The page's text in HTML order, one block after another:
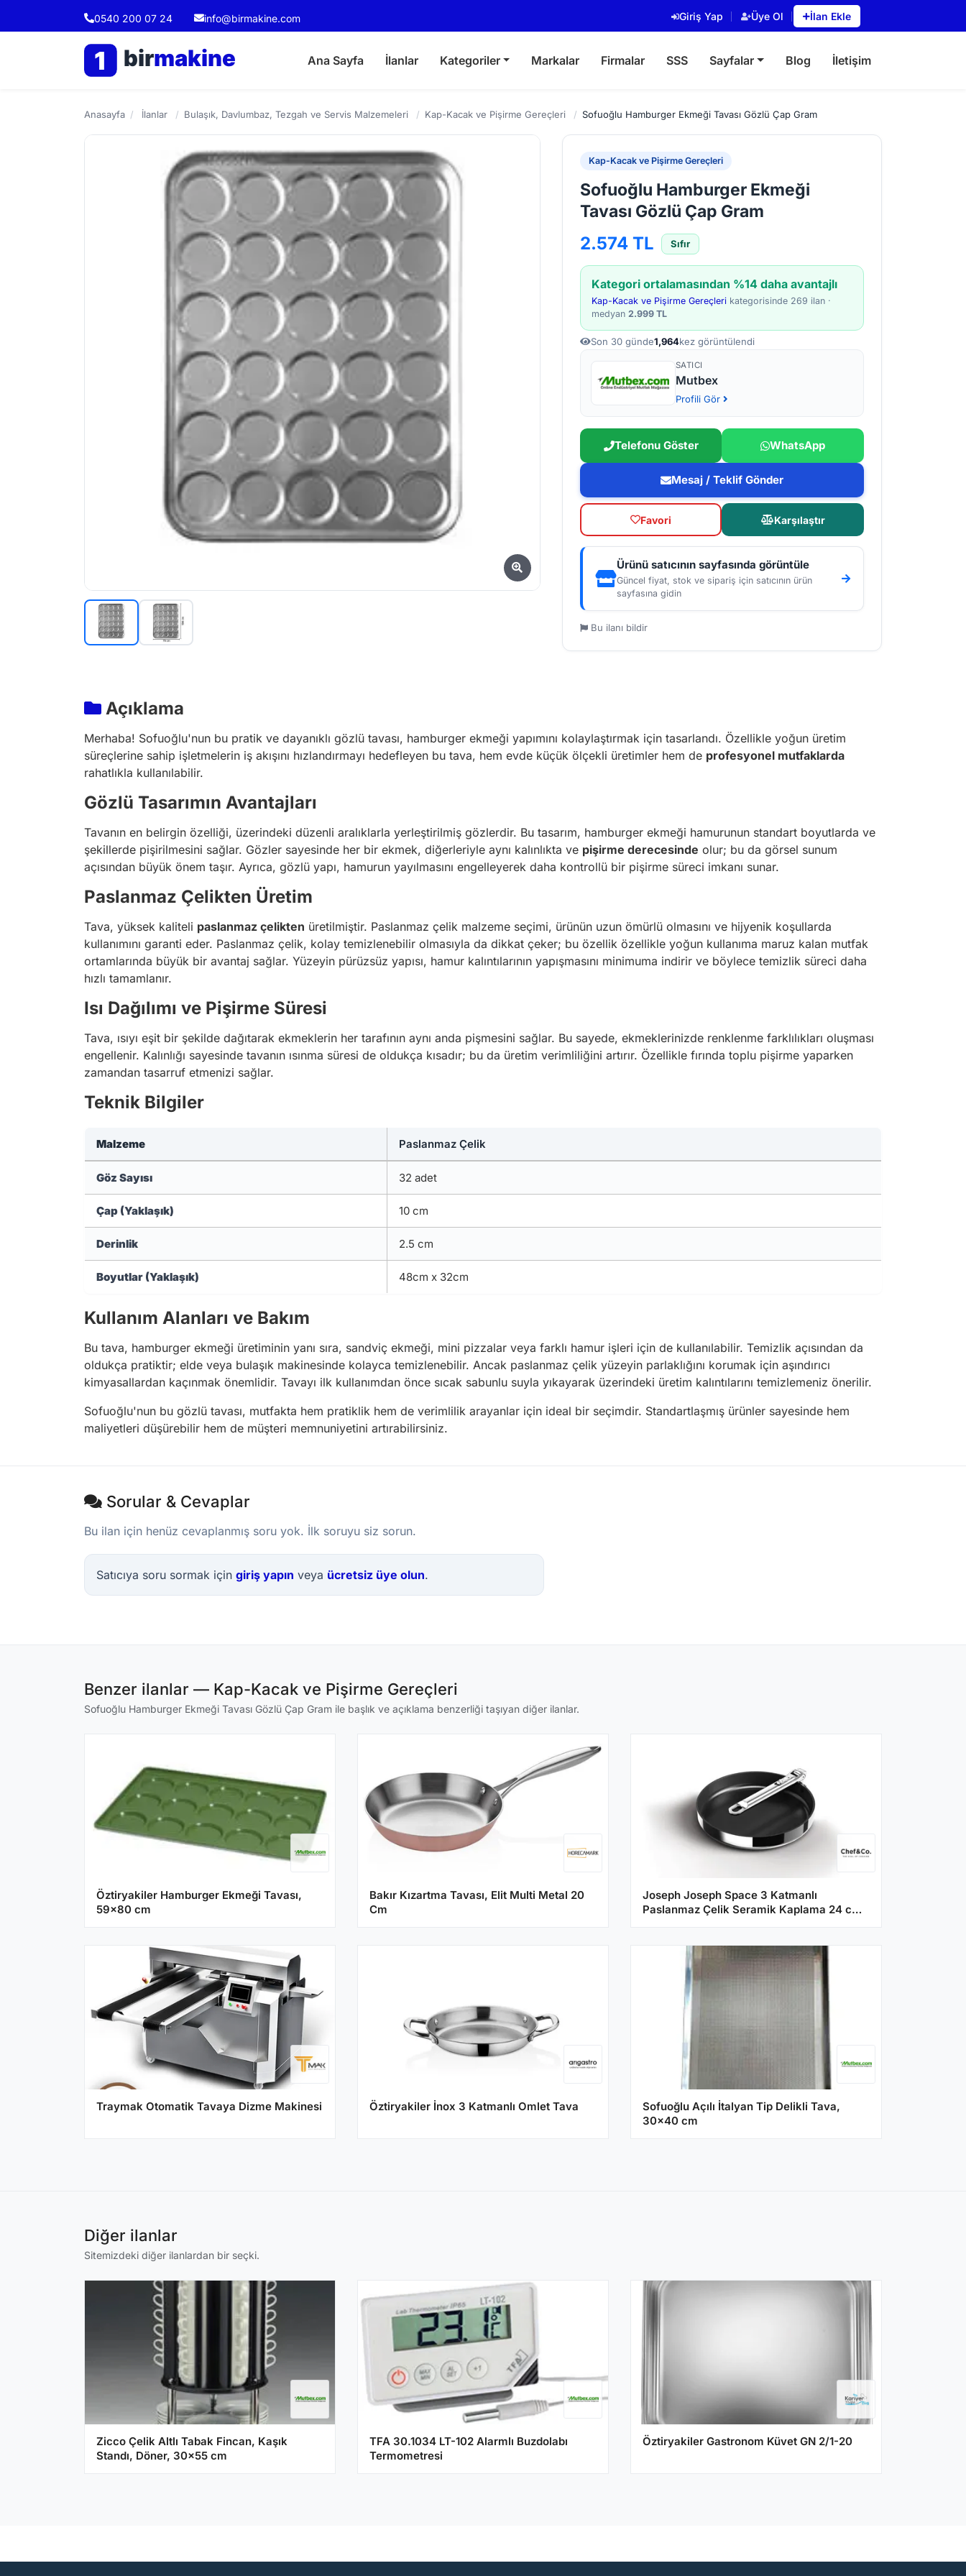
0540 200 07 24 info@birmakine.com Giriş Yap Üye Ol İlan Ekle
1 birmakine Ana Sayfa İlanlar Kategoriler Markalar Firmalar SSS Sayfalar Blog İletişim
Anasayfa / İlanlar / Bulaşık, Davlumbaz, Tezgah ve Servis Malzemeleri / Kap-Kacak ve Pişirme Gereçleri / Sofuoğlu Hamburger Ekmeği Tavası Gözlü Çap Gram
Kap-Kacak ve Pişirme Gereçleri
Sofuoğlu Hamburger Ekmeği
Tavası Gözlü Çap Gram
2.574 TL Sıfır
Kategori ortalamasından %14 daha avantajlı
Kap-Kacak ve Pişirme Gereçlerikategorisinde 269 ilan ·
medyan 2.999 TL
Son 30 günde1,964kez görüntülendi
SATICI
Mutbex
Profili Gör
Telefonu Göster WhatsApp
Mesaj / Teklif Gönder
Favori Karşılaştır
Ürünü satıcının sayfasında görüntüle
Güncel fiyat, stok ve sipariş için satıcının ürün
sayfasına gidin
Bu ilanı bildir
Açıklama
Merhaba! Sofuoğlu'nun bu pratik ve dayanıklı gözlü tavası, hamburger ekmeği yapımını kolaylaştırmak için tasarlandı. Özellikle yoğun üretim
süreçlerine sahip işletmelerin iş akışını hızlandırmayı hedefleyen bu tava, hem evde küçük ölçekli üretimler hem de profesyonel mutfaklarda
rahatlıkla kullanılabilir.
Gözlü Tasarımın Avantajları
Tavanın en belirgin özelliği, üzerindeki düzenli aralıklarla yerleştirilmiş gözlerdir. Bu tasarım, hamburger ekmeği hamurunun standart boyutlarda ve
şekillerde pişirilmesini sağlar. Gözler sayesinde her bir ekmek, diğerleriyle aynı kalınlıkta ve pişirme derecesinde olur; bu da görsel sunum
açısından büyük önem taşır. Ayrıca, gözlü yapı, hamurun yayılmasını engelleyerek daha kontrollü bir pişirme süreci imkanı sunar.
Paslanmaz Çelikten Üretim
Tava, yüksek kaliteli paslanmaz çelikten üretilmiştir. Paslanmaz çelik malzeme seçimi, ürünün uzun ömürlü olmasını ve hijyenik koşullarda
kullanımını garanti eder. Paslanmaz çelik, kolay temizlenebilir olmasıyla da dikkat çeker; bu özellik özellikle yoğun kullanıma maruz kalan mutfak
ortamlarında büyük bir avantaj sağlar. Yüzeyin pürüzsüz yapısı, hamur kalıntılarının yapışmasını minimuma indirir ve böylece temizlik süreci daha
hızlı tamamlanır.
Isı Dağılımı ve Pişirme Süresi
Tava, ısıyı eşit bir şekilde dağıtarak ekmeklerin her tarafının aynı anda pişmesini sağlar. Bu sayede, ekmeklerinizde renklenme farklılıkları oluşması
engellenir. Kalınlığı sayesinde tavanın ısınma süresi de oldukça kısadır; bu da üretim verimliliğini artırır. Özellikle fırında toplu pişirme yaparken
zamandan tasarruf etmenizi sağlar.
Teknik Bilgiler
Malzeme Paslanmaz Çelik
Göz Sayısı 32 adet
Çap (Yaklaşık) 10 cm
Derinlik 2.5 cm
Boyutlar (Yaklaşık) 48cm x 32cm
Kullanım Alanları ve Bakım
Bu tava, hamburger ekmeği üretiminin yanı sıra, sandviç ekmeği, mini pizzalar veya farklı hamur işleri için de kullanılabilir. Temizlik açısından da
oldukça pratiktir; elde veya bulaşık makinesinde kolayca temizlenebilir. Ancak paslanmaz çelik yüzeyin parlaklığını korumak için aşındırıcı
kimyasallardan kaçınmak önemlidir. Tavayı ilk kullanımdan önce sıcak sabunlu suyla yıkayarak üzerindeki üretim kalıntılarını temizlemeniz önerilir.
Sofuoğlu'nun bu gözlü tavası, mutfakta hem pratiklik hem de verimlilik arayanlar için ideal bir seçimdir. Standartlaşmış ürünler sayesinde hem
maliyetleri düşürebilir hem de müşteri memnuniyetini artırabilirsiniz.
Sorular & Cevaplar
Bu ilan için henüz cevaplanmış soru yok. İlk soruyu siz sorun.
Satıcıya soru sormak için giriş yapın veya ücretsiz üye olun.
Benzer ilanlar — Kap-Kacak ve Pişirme Gereçleri
Sofuoğlu Hamburger Ekmeği Tavası Gözlü Çap Gram ile başlık ve açıklama benzerliği taşıyan diğer ilanlar.
Öztiryakiler Hamburger Ekmeği Tavası,
59x80 cm
Bakır Kızartma Tavası, Elit Multi Metal 20
Cm
Joseph Joseph Space 3 Katmanlı
Paslanmaz Çelik Seramik Kaplama 24 cm
Traymak Otomatik Tavaya Dizme Makinesi Öztiryakiler İnox 3 Katmanlı Omlet Tava
Sofuoğlu Açılı İtalyan Tip Delikli Tava,
30x40 cm
Diğer ilanlar
Sitemizdeki diğer ilanlardan bir seçki.
Zicco Çelik Altlı Tabak Fincan, Kaşık
Standı, Döner, 30x55 cm
TFA 30.1034 LT-102 Alarmlı Buzdolabı
Termometresi
Öztiryakiler Gastronom Küvet GN 2/1-20